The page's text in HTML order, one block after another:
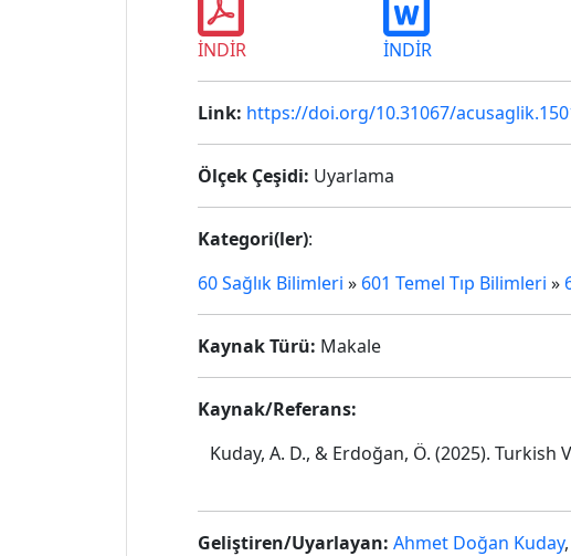
İNDİR İNDİR
Link: https://doi.org/10.31067/
Ölçek Çeşidi: Uyarlama
Kategori(ler):
60 Sağlık Bilimleri » 601 Temel Tıp Bilimleri »
Kaynak Türü: Makale
Kaynak/Referans:
Kuday, A. D., & Erdoğan, Ö. (2025).
Geliştiren/Uyarlayan: Ahmet Doğan Kuday,